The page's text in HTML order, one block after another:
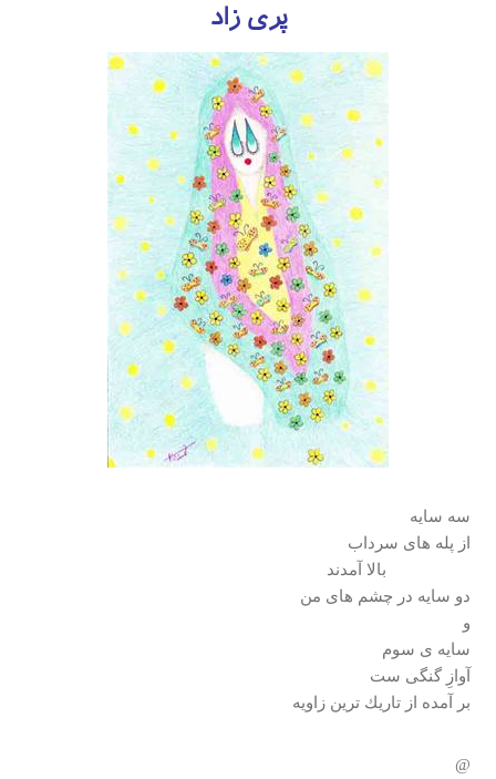
پری زاد
سه سايه
از پله های سرداب
بالا آمدند
دو سايه در چشم های من
و
سايه ی سوم
آوازِ گنگی ست
بر آمده از تاريك ترين زاويه
@